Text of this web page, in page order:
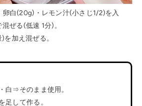
白(20g)・レモン汁(小さじ1/2)を入
ぜる(低速 1分)。
加え混ぜる。
白⇒そのまま使用。
して作る。